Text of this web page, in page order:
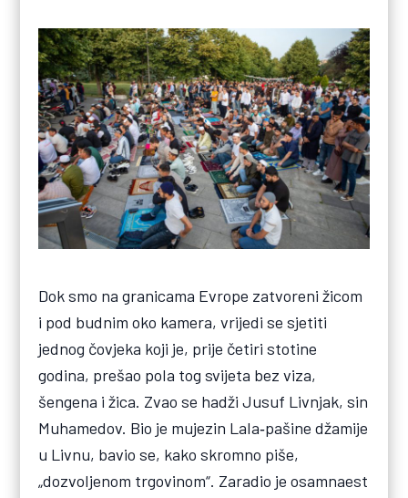
Dok smo na granicama Evrope zatvoreni žicom
i pod budnim oko kamera, vrijedi se sjetiti
jednog čovjeka koji je, prije četiri stotine
godina, prešao pola tog svijeta bez viza,
šengena i žica. Zvao se hadži Jusuf Livnjak, sin
Muhamedov. Bio je mujezin Lala‑pašine džamije
u Livnu, bavio se, kako skromno piše,
„dozvoljenom trgovinom“. Zaradio je osamnaest